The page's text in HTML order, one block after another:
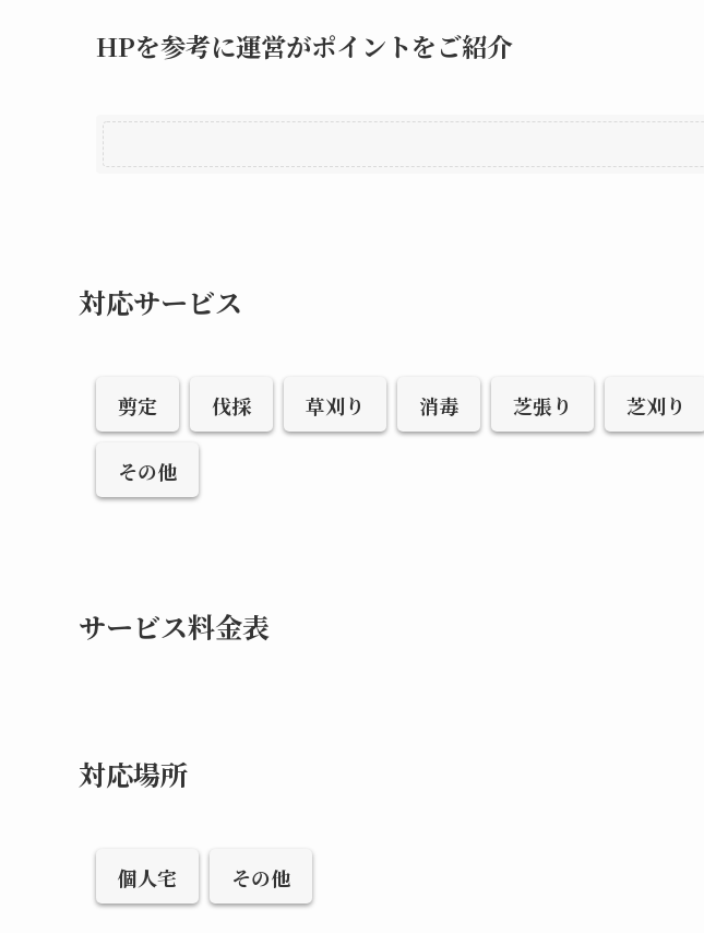
HPを参考に運営がポイントをご紹介
対応サービス
剪定 伐採 草刈り 消毒 芝張り 芝刈り
その他
サービス料金表
対応場所
個人宅 その他